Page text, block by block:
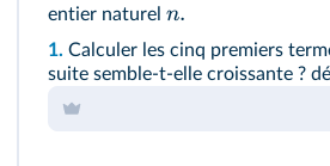
entier naturel n.
1. Calculer les cinq premiers
suite semble-t-elle croissante ?